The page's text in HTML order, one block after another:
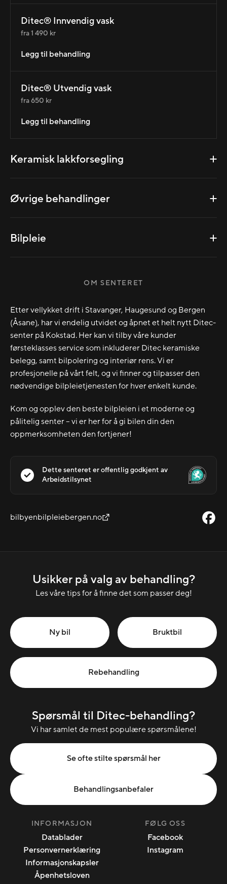
Ditec® Innvendig vask
fra 1 490 kr
Legg til behandling
Ditec® Utvendig vask
fra 650 kr
Legg til behandling
Keramisk lakkforsegling
Øvrige behandlinger
Bilpleie
OM SENTERET
Etter vellykket drift i Stavanger, Haugesund og Bergen
(Åsane), har vi endelig utvidet og åpnet et helt nytt Ditec-
senter på Kokstad. Her kan vi tilby våre kunder
førsteklasses service som inkluderer Ditec keramiske
belegg, samt bilpolering og interiør rens. Vi er
profesjonelle på vårt felt, og vi finner og tilpasser den
nødvendige bilpleietjenesten for hver enkelt kunde.
Kom og opplev den beste bilpleien i et moderne og
pålitelig senter – vi er her for å gi bilen din den
oppmerksomheten den fortjener!
Dette senteret er offentlig godkjent av
Arbeidstilsynet
bilbyenbilpleiebergen.no
Usikker på valg av behandling?
Les våre tips for å finne det som passer deg!
Ny bil Bruktbil
Rebehandling
Spørsmål til Ditec-behandling?
Vi har samlet de mest populære spørsmålene!
Se ofte stilte spørsmål her
Behandlingsanbefaler
INFORMASJON
Datablader
Personvernerklæring
Informasjonskapsler
Åpenhetsloven
FØLG OSS
Facebook
Instagram